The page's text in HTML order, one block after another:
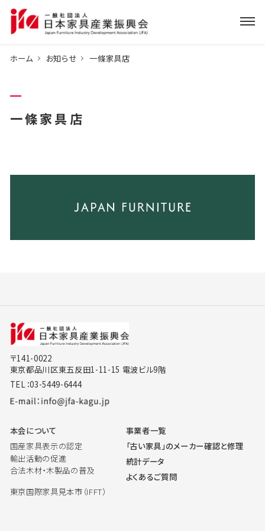
ホーム お知らせ 一條家具店
一條家具店
〒141-0022
東京都品川区東五反田1-11-15 電波ビル9階
TEL：03-5449-6444
本会について
国産家具表示の認定
輸出活動の促進
合法木材・木製品の普及
東京国際家具見本市（IFFT）
事業者一覧
「古い家具」のメーカー確認と修理
統計データ
よくあるご質問